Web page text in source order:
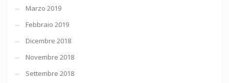
Marzo 2019
Febbraio 2019
Dicembre 2018
Novembre 2018
Settembre 2018